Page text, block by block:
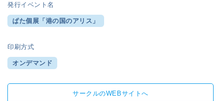
発行イベント名
ぱた個展「港の国のアリス」
印刷方式
オンデマンド
サークルのWEBサイトへ